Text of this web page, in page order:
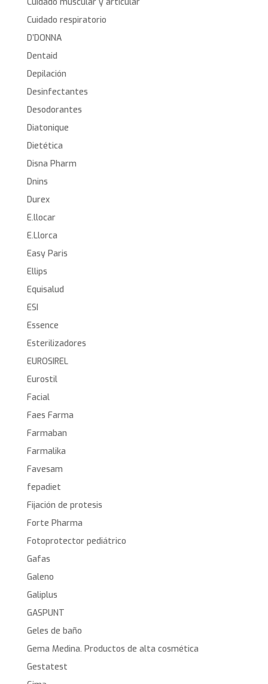
Cuidado respiratorio
D’DONNA
Dentaid
Depilación
Desinfectantes
Desodorantes
Diatonique
Dietética
Disna Pharm
Dnins
Durex
E.llocar
E.Llorca
Easy Paris
Ellips
Equisalud
ESI
Essence
Esterilizadores
EUROSIREL
Eurostil
Facial
Faes Farma
Farmaban
Farmalika
Favesam
fepadiet
Fijación de protesis
Forte Pharma
Fotoprotector pediátrico
Gafas
Galeno
Galiplus
GASPUNT
Geles de baño
Gema Medina. Productos de alta cosmética
Gestatest